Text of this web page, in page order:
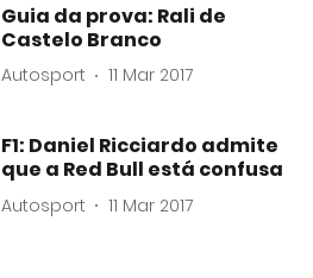
Guia da prova: Rali de
Castelo Branco
Autosport 11 Mar 2017
F1: Daniel Ricciardo admite
que a Red Bull está confusa
Autosport 11 Mar 2017